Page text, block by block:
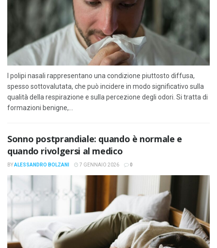
I polipi nasali rappresentano una condizione piuttosto diffusa,
spesso sottovalutata, che può incidere in modo significativo sulla
qualità della respirazione e sulla percezione degli odori. Si tratta di
formazioni benigne,...
Sonno postprandiale: quando è normale e
quando rivolgersi al medico
BYALESSANDRO BOLZANI 7 GENNAIO 2026 0